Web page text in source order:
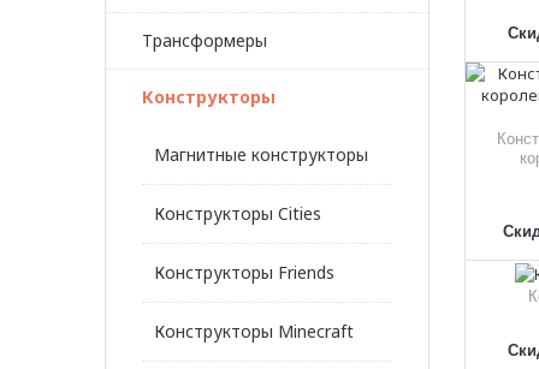
Трансформеры
Конструкторы
Магнитные конструкторы
Конструкторы Cities
Конструкторы Friends
Конструкторы Minecraft